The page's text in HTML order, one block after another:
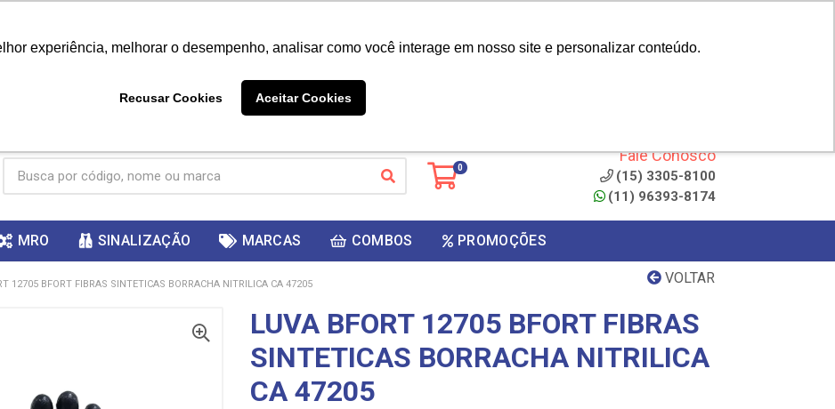
experiência, melhorar o desempenho, analisar como você interage em nosso site e personalizar conteúdo.
Recusar Cookies Aceitar Cookies
ganhar
0
Fale Conosco
(15) 3305-8100
(11) 96393-8174
MRO SINALIZAÇÃO MARCAS COMBOS PROMOÇÕES
VOLTAR
12705 BFORT FIBRAS SINTETICAS BORRACHA NITRILICA CA 47205
LUVA BFORT 12705 BFORT FIBRAS
SINTETICAS BORRACHA NITRILICA
CA 47205